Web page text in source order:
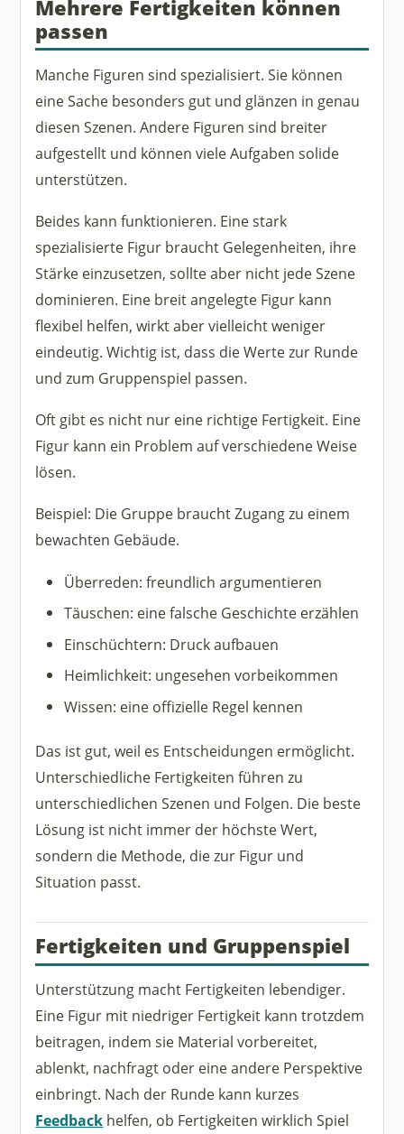
Mehrere Fertigkeiten können
passen
Manche Figuren sind spezialisiert. Sie können
eine Sache besonders gut und glänzen in genau
diesen Szenen. Andere Figuren sind breiter
aufgestellt und können viele Aufgaben solide
unterstützen.
Beides kann funktionieren. Eine stark
spezialisierte Figur braucht Gelegenheiten, ihre
Stärke einzusetzen, sollte aber nicht jede Szene
dominieren. Eine breit angelegte Figur kann
flexibel helfen, wirkt aber vielleicht weniger
eindeutig. Wichtig ist, dass die Werte zur Runde
und zum Gruppenspiel passen.
Oft gibt es nicht nur eine richtige Fertigkeit. Eine
Figur kann ein Problem auf verschiedene Weise
lösen.
Beispiel: Die Gruppe braucht Zugang zu einem
bewachten Gebäude.
Überreden: freundlich argumentieren
Täuschen: eine falsche Geschichte erzählen
Einschüchtern: Druck aufbauen
Heimlichkeit: ungesehen vorbeikommen
Wissen: eine offizielle Regel kennen
Das ist gut, weil es Entscheidungen ermöglicht.
Unterschiedliche Fertigkeiten führen zu
unterschiedlichen Szenen und Folgen. Die beste
Lösung ist nicht immer der höchste Wert,
sondern die Methode, die zur Figur und
Situation passt.
Fertigkeiten und Gruppenspiel
Unterstützung macht Fertigkeiten lebendiger.
Eine Figur mit niedriger Fertigkeit kann trotzdem
beitragen, indem sie Material vorbereitet,
ablenkt, nachfragt oder eine andere Perspektive
einbringt. Nach der Runde kann kurzes
Feedback helfen, ob Fertigkeiten wirklich Spiel